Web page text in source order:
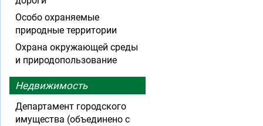
Особо охраняемые
природные территории
Охрана окружающей среды
и природопользование
Недвижимость
Департамент городского
имущества (объединено с